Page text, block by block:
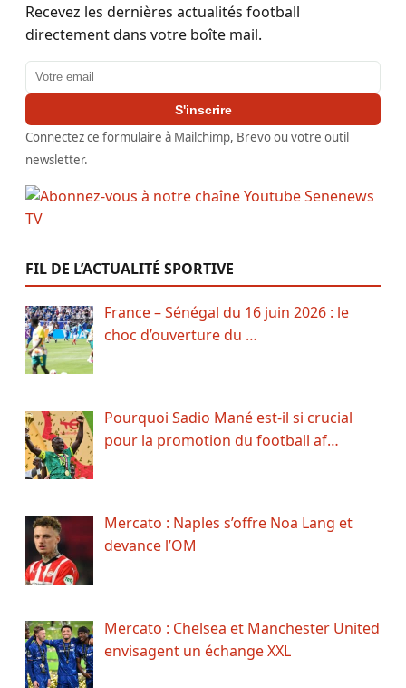
Recevez les dernières actualités football
directement dans votre boîte mail.
Adresse email
S'inscrire
Connectez ce formulaire à Mailchimp, Brevo ou votre outil
newsletter.
FIL DE L’ACTUALITÉ SPORTIVE
France – Sénégal du 16 juin 2026 : le
choc d’ouverture du …
Pourquoi Sadio Mané est-il si crucial
pour la promotion du football af…
Mercato : Naples s’offre Noa Lang et
devance l’OM
Mercato : Chelsea et Manchester United
envisagent un échange XXL